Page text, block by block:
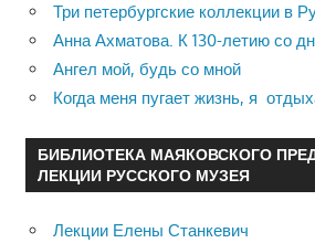
Три петербургские коллекции в
Анна Ахматова. К 130-летию со
Ангел мой, будь со мной
Когда меня пугает жизнь, я
БИБЛИОТЕКА МАЯКОВСКОГО
ЛЕКЦИИ РУССКОГО МУЗЕЯ
Лекции Елены Станкевич